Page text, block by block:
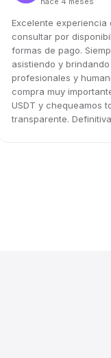
Excelente experiencia
consultar por
formas de pago.
asistiendo y
profesionales y
compra muy
USDT y chequeamos
transparente.